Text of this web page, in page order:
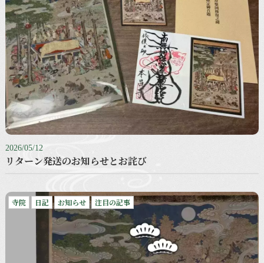
2026/05/12
リターン発送のお知らせとお詫び
寺院 日記 お知らせ 注目の記事